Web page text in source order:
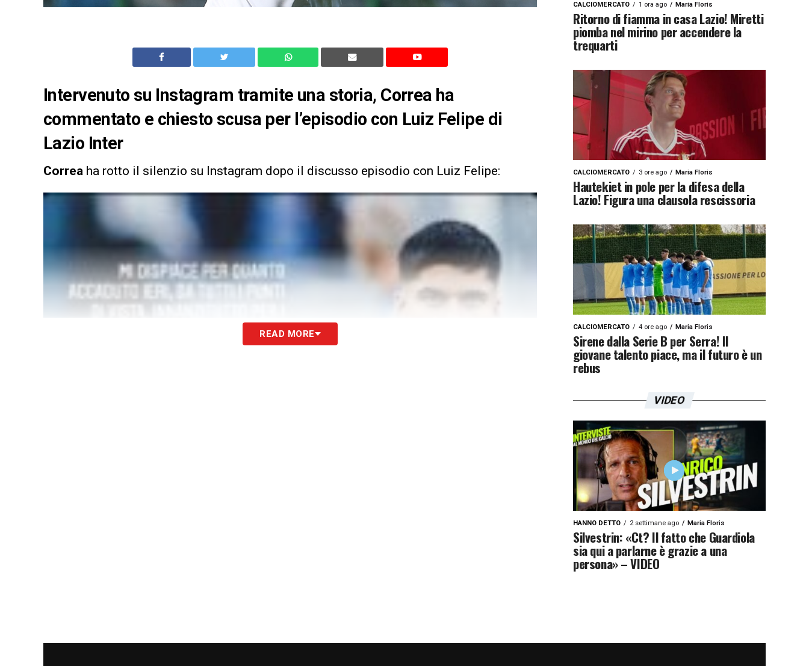
Intervenuto su Instagram tramite una storia, Correa ha
commentato e chiesto scusa per l’episodio con Luiz Felipe di
Lazio Inter
Correa ha rotto il silenzio su Instagram dopo il discusso episodio con Luiz Felipe:
READ MORE
CALCIOMERCATO 1 ora ago Maria Floris
Ritorno di fiamma in casa Lazio! Miretti
piomba nel mirino per accendere la
trequarti
CALCIOMERCATO 3 ore ago Maria Floris
Hautekiet in pole per la difesa della
Lazio! Figura una clausola rescissoria
CALCIOMERCATO 4 ore ago Maria Floris
Sirene dalla Serie B per Serra! Il
giovane talento piace, ma il futuro è un
rebus
VIDEO
HANNO DETTO 2 settimane ago Maria Floris
Silvestrin: «Ct? Il fatto che Guardiola
sia qui a parlarne è grazie a una
persona» – VIDEO